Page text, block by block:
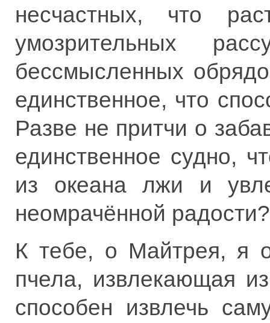
несчастных, что
умозрительных
бессмысленных
единственное, что
Разве не притчи о
единственное судно,
из океана лжи и
неомрачённой радости?
К тебе, о Майтрея, я
пчела, извлекающая
способен извлечь